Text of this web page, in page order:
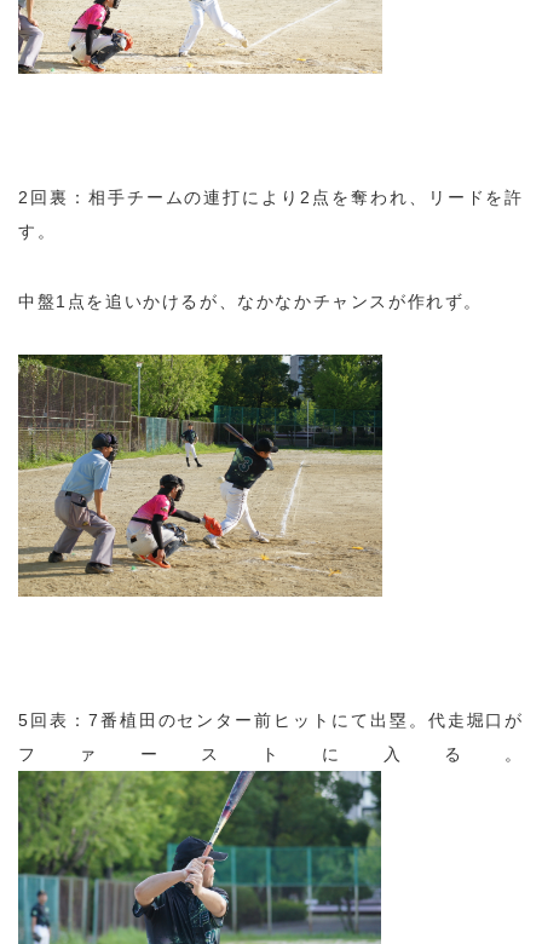
2回裏：相手チームの連打により2点を奪われ、リードを許
す。
中盤1点を追いかけるが、なかなかチャンスが作れず。
5回表：7番植田のセンター前ヒットにて出塁。代走堀口が
ファーストに入る。